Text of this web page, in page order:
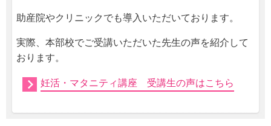
助産院やクリニックでも導入いただいております。
実際、本部校でご受講いただいた先生の声を紹介して
おります。
妊活・マタニティ講座 受講生の声はこちら